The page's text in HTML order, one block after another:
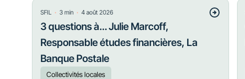
SFIL ・ 3 min ・ 4 août 2026
3 questions à… Julie Marcoff,
Responsable études financières, La
Banque Postale
Collectivités locales